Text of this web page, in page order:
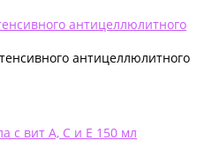
антицеллюлитного
антицеллюлитного